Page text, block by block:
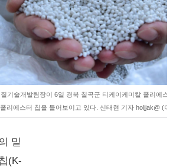
기술개발팀장이 6일 경북 칠곡군 티케이케미칼 폴리에스
리에스터 칩을 들어보이고 있다. 신태현 기자 holjjak@ (이
밑
(K-